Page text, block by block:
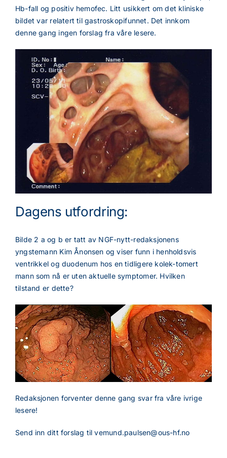
Hb-fall og positiv hemofec. Litt usikkert om det kliniske
bildet var relatert til gastroskopifunnet. Det innkom
denne gang ingen forslag fra våre lesere.
Dagens utfordring:
Bilde 2 a og b er tatt av NGF-nytt-redaksjonens
yngstemann Kim Ånonsen og viser funn i henholdsvis
ventrikkel og duodenum hos en tidligere kolek-tomert
mann som nå er uten aktuelle symptomer. Hvilken
tilstand er dette?
Redaksjonen forventer denne gang svar fra våre ivrige
lesere!
Send inn ditt forslag tilvemund.paulsen@ous-hf.no